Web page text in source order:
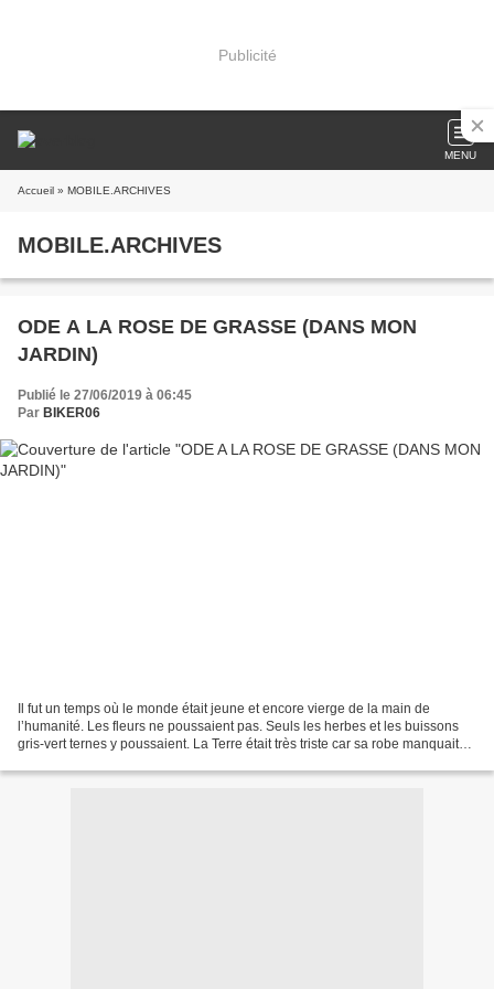
Publicité
MENU
Accueil » MOBILE.ARCHIVES
MOBILE.ARCHIVES
ODE A LA ROSE DE GRASSE (DANS MON
JARDIN)
Publié le 27/06/2019 à 06:45
Par BIKER06
Il fut un temps où le monde était jeune et encore vierge de la main de
l’humanité. Les fleurs ne poussaient pas. Seuls les herbes et les buissons
gris-vert ternes y poussaient. La Terre était très triste car sa robe manquait